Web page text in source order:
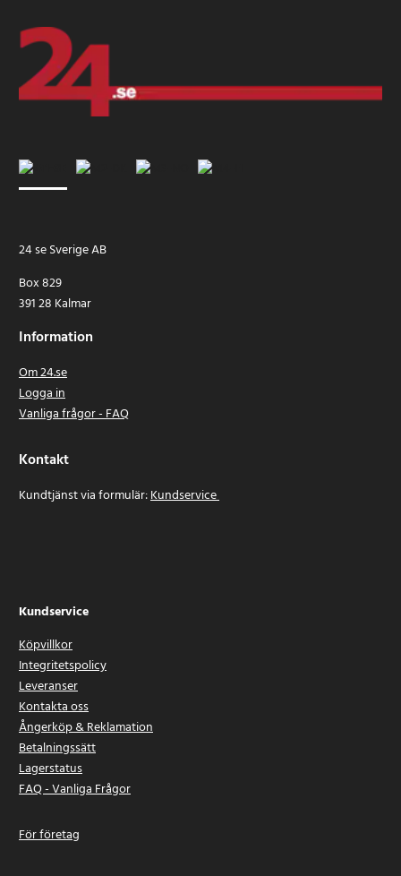
24 se Sverige AB
Box 829
391 28 Kalmar
Information
Om 24.se
Logga in
Vanliga frågor - FAQ
Kontakt
Kundtjänst via formulär:Kundservice
Kundservice
Köpvillkor
Integritetspolicy
Leveranser
Kontakta oss
Ångerköp & Reklamation
Betalningssätt
Lagerstatus
FAQ - Vanliga Frågor
För företag